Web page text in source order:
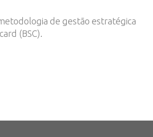
de gestão estratégica
(BSC).